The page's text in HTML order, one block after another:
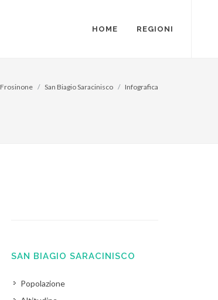
HOME REGIONI
Frosinone San Biagio Saracinisco Infografica
SAN BIAGIO SARACINISCO
Popolazione